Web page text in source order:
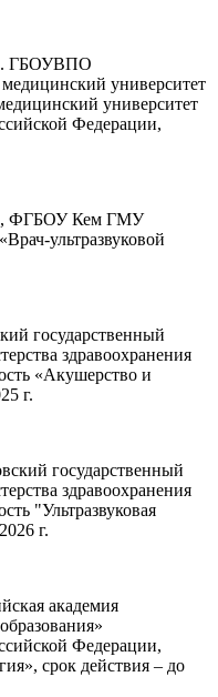
ГБОУВПО
университет
университет
Федерации,
ФГБОУ Кем ГМУ
ультразвуковой
государственный
здравоохранения
«Акушерство и
г.
государственный
здравоохранения
"Ультразвуковая
г.
академия
Федерации,
срок действия – до